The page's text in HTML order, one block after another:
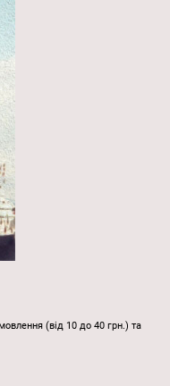
(від 10 до 40 грн.) та